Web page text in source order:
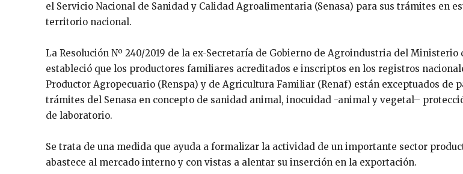
el Servicio Nacional de Sanidad y Calidad Agroalimentaria (Senasa) para sus trámites en
territorio nacional.
La Resolución Nº 240/2019 de la ex-Secretaría de Gobierno de Agroindustria del Ministerio
estableció que los productores familiares acreditados e inscriptos en los registros
Productor Agropecuario (Renspa) y de Agricultura Familiar (Renaf) están exceptuados de
trámites del Senasa en concepto de sanidad animal, inocuidad -animal y vegetal–
de laboratorio.
Se trata de una medida que ayuda a formalizar la actividad de un importante sector
abastece al mercado interno y con vistas a alentar su inserción en la exportación.